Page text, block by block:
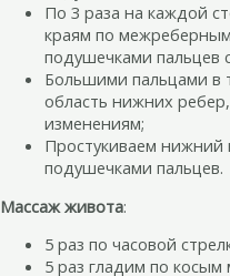
По 3 раза на каждой
краям по
подушечками
Большими пальцами в
область нижних
изменениям;
Простукиваем нижний
подушечками пальцев.
Массаж живота:
5 раз по часовой
5 раз гладим по